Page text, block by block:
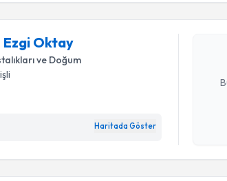
Ezgi Oktay
ve Doğum
Haritada Göster
bu
posta ile
Op. Dr.